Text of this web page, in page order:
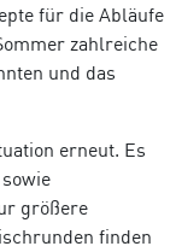
für die Abläufe
zahlreiche
und das
erneut. Es
größere
finden